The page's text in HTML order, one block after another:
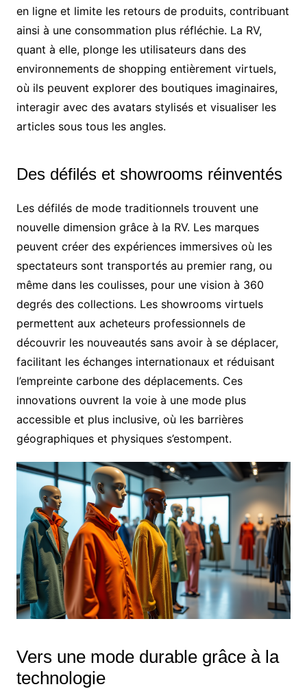
en ligne et limite les retours de produits, contribuant
ainsi à une consommation plus réfléchie. La RV,
quant à elle, plonge les utilisateurs dans des
environnements de shopping entièrement virtuels,
où ils peuvent explorer des boutiques imaginaires,
interagir avec des avatars stylisés et visualiser les
articles sous tous les angles.
Des défilés et showrooms réinventés
Les défilés de mode traditionnels trouvent une
nouvelle dimension grâce à la RV. Les marques
peuvent créer des expériences immersives où les
spectateurs sont transportés au premier rang, ou
même dans les coulisses, pour une vision à 360
degrés des collections. Les showrooms virtuels
permettent aux acheteurs professionnels de
découvrir les nouveautés sans avoir à se déplacer,
facilitant les échanges internationaux et réduisant
l’empreinte carbone des déplacements. Ces
innovations ouvrent la voie à une mode plus
accessible et plus inclusive, où les barrières
géographiques et physiques s’estompent.
Vers une mode durable grâce à la
technologie